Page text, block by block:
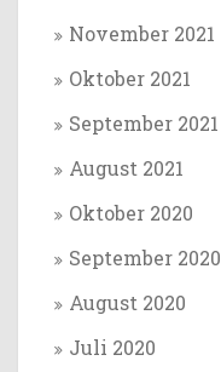
November 2021
Oktober 2021
September 2021
August 2021
Oktober 2020
September 2020
August 2020
Juli 2020